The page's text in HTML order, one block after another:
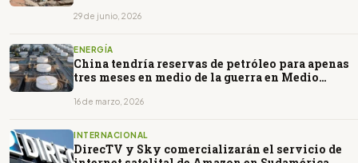
29 de junio, 2026
ENERGÍA
China tendría reservas de petróleo para apenas
tres meses en medio de la guerra en Medio
16 de marzo, 2026
INTERNACIONAL
DirecTV y Sky comercializarán el servicio de